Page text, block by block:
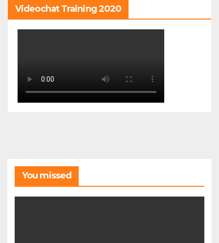
Videochat Training 2020
You missed